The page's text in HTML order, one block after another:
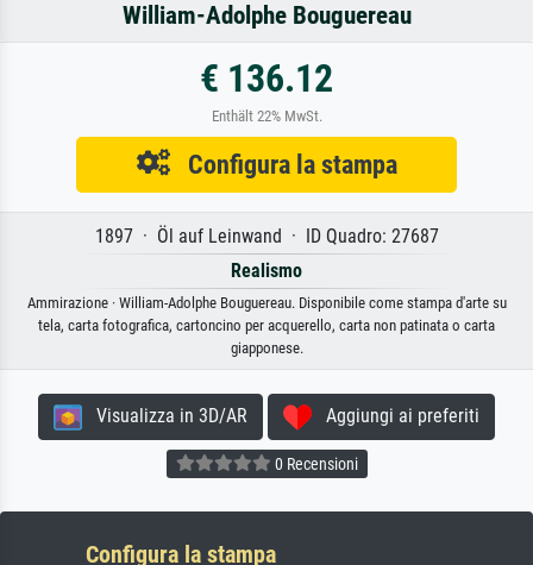
William-Adolphe Bouguereau
€ 136.12
Enthält 22% MwSt.
Configura la stampa
1897 · Öl auf Leinwand · ID Quadro: 27687
Realismo
Ammirazione · William-Adolphe Bouguereau. Disponibile come stampa d'arte su
tela, carta fotografica, cartoncino per acquerello, carta non patinata o carta
giapponese.
Visualizza in 3D/AR Aggiungi ai preferiti
0 Recensioni
Configura la stampa